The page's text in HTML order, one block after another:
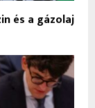
és a gázolaj